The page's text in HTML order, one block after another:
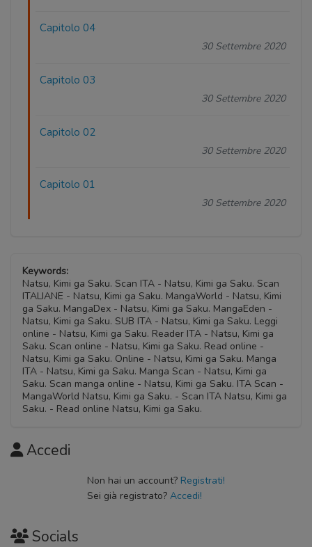
Capitolo 04
30 Settembre 2020
Capitolo 03
30 Settembre 2020
Capitolo 02
30 Settembre 2020
Capitolo 01
30 Settembre 2020
Keywords:
Natsu, Kimi ga Saku. Scan ITA - Natsu, Kimi ga Saku. Scan
ITALIANE - Natsu, Kimi ga Saku. MangaWorld - Natsu, Kimi
ga Saku. MangaDex - Natsu, Kimi ga Saku. MangaEden -
Natsu, Kimi ga Saku. SUB ITA - Natsu, Kimi ga Saku. Leggi
online - Natsu, Kimi ga Saku. Reader ITA - Natsu, Kimi ga
Saku. Scan online - Natsu, Kimi ga Saku. Read online -
Natsu, Kimi ga Saku. Online - Natsu, Kimi ga Saku. Manga
ITA - Natsu, Kimi ga Saku. Manga Scan - Natsu, Kimi ga
Saku. Scan manga online - Natsu, Kimi ga Saku. ITA Scan -
MangaWorld Natsu, Kimi ga Saku. - Scan ITA Natsu, Kimi ga
Saku. - Read online Natsu, Kimi ga Saku.
Accedi
Non hai un account? Registrati!
Sei già registrato? Accedi!
Socials